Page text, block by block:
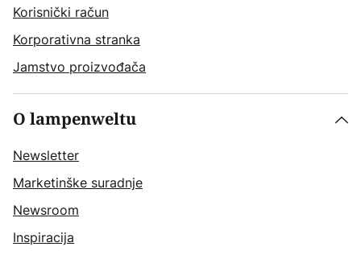
Korisnički račun
Korporativna stranka
Jamstvo proizvođača
O lampenweltu
Newsletter
Marketinške suradnje
Newsroom
Inspiracija